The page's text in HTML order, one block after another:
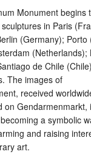
Monument begins
in Paris
(Germany); Porto
(Netherlands);
de Chile
The images of
received
on Gendarmenmarkt,
a symbolic
and raising
art.